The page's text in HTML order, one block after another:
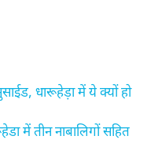
धारूहेड़ा में ये क्यों हो
में तीन नाबालिगों सहित